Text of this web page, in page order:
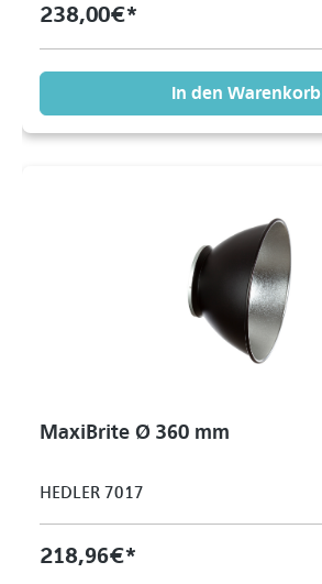
238,00 €*
In den Warenkorb
MaxiBrite Ø 360 mm
HEDLER 7017
218,96 €*